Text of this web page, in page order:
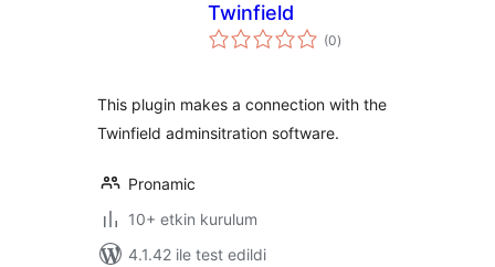
Twinfield
(0toplam
puan
)
This plugin makes a connection with the
Twinfield adminsitration software.
Pronamic
10+ etkin kurulum
4.1.42 ile test edildi